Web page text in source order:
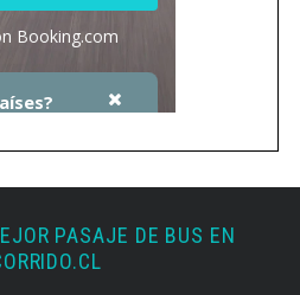
PASAJE DE BUS EN